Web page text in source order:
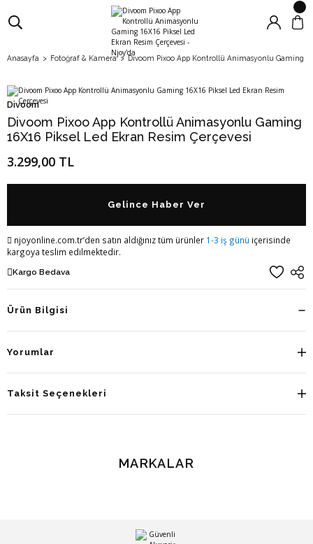
Anasayfa Fotoğraf & Kamera Divoom Pixoo App Kontrollü Animasyonlu Gaming
Divoom
Divoom Pixoo App Kontrollü Animasyonlu Gaming
16X16 Piksel Led Ekran Resim Çerçevesi
3.299,00 TL
Gelince Haber Ver
njoyonline.com.tr’den satın aldığınız tüm ürünler 1-3 iş günü içerisinde
kargoya teslim edilmektedir.
Kargo Bedava
Ürün Bilgisi
Yorumlar
Taksit Seçenekleri
MARKALAR